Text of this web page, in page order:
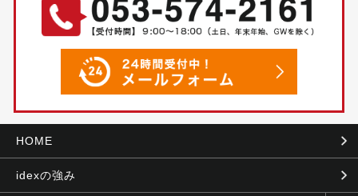
HOME
idexの強み